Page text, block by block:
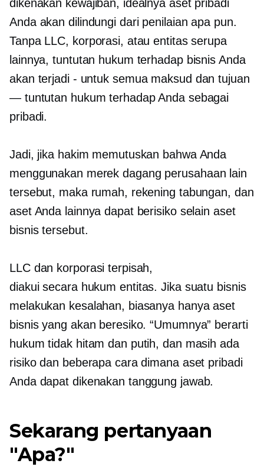
dikenakan kewajiban, idealnya aset pribadi
Anda akan dilindungi dari penilaian apa pun.
Tanpa LLC, korporasi, atau entitas serupa
lainnya, tuntutan hukum terhadap bisnis Anda
akan terjadi - untuk semua maksud dan tujuan
— tuntutan hukum terhadap Anda sebagai
pribadi.
Jadi, jika hakim memutuskan bahwa Anda
menggunakan merek dagang perusahaan lain
tersebut, maka rumah, rekening tabungan, dan
aset Anda lainnya dapat berisiko selain aset
bisnis tersebut.
LLC dan korporasi terpisah,
diakui secara hukum entitas. Jika suatu bisnis
melakukan kesalahan, biasanya hanya aset
bisnis yang akan beresiko. “Umumnya” berarti
hukum tidak hitam dan putih, dan masih ada
risiko dan beberapa cara dimana aset pribadi
Anda dapat dikenakan tanggung jawab.
Sekarang pertanyaan
"Apa?"